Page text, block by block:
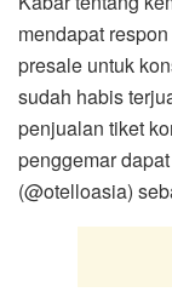
mendapat
presale untuk
sudah habis
penjualan tiket
penggemar
(@otelloasia)